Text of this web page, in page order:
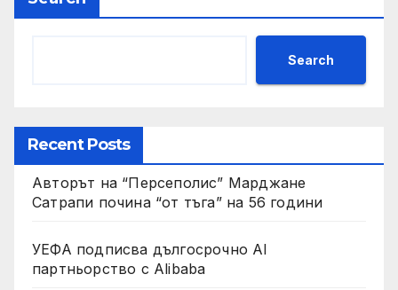
Search
Recent Posts
Авторът на “Персеполис” Марджане
Сатрапи почина “от тъга” на 56 години
УЕФА подписва дългосрочно AI
партньорство с Alibaba